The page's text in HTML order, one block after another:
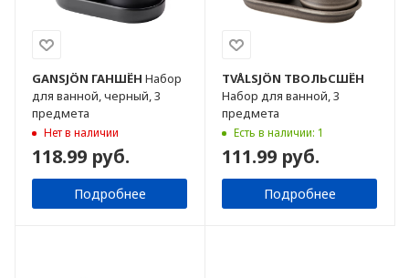
GANSJÖN ГАНШЁН Набор
для ванной, черный, 3
предмета
Нет в наличии
118.99 руб.
Подробнее
TVÅLSJÖN ТВОЛЬСШЁН
Набор для ванной, 3
предмета
Есть в наличии: 1
111.99 руб.
Подробнее